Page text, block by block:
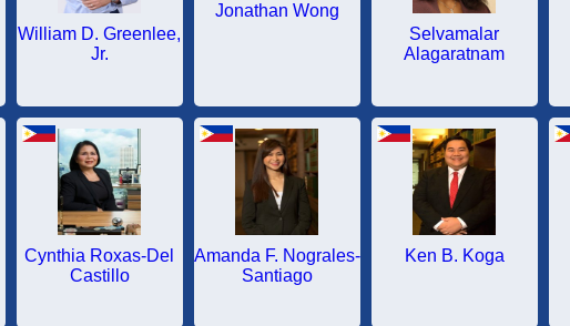
William D. Greenlee,
Jr.
Jonathan Wong
Selvamalar
Alagaratnam
Cynthia Roxas-Del
Castillo
Amanda F. Nograles-
Santiago
Ken B. Koga